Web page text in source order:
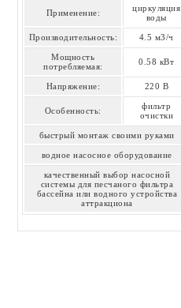
Применение:
циркуляция
воды
Производительность: 4.5 м3/ч
Мощность
потребляемая:
0.58 кВт
Напряжение: 220 В
Особенность:
фильтр
очистки
быстрый монтаж своими руками
водное насосное оборудование
качественный выбор насосной
системы для песчаного фильтра
бассейна или водного устройства
аттракциона